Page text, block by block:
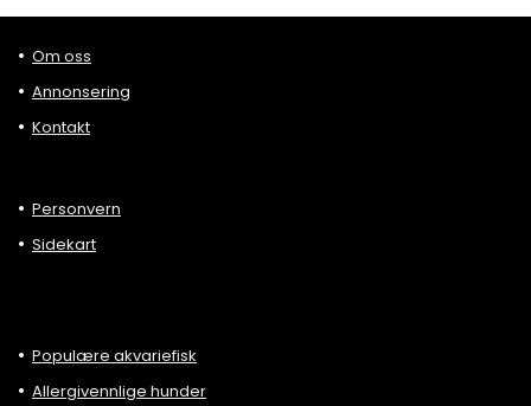
Om oss
Annonsering
Kontakt
Personvern
Sidekart
Populære akvariefisk
Allergivennlige hunder